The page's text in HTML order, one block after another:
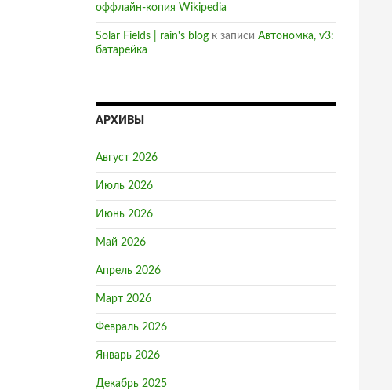
оффлайн-копия Wikipedia
Solar Fields | rain's blog к записи Автономка, v3:
батарейка
АРХИВЫ
Август 2026
Июль 2026
Июнь 2026
Май 2026
Апрель 2026
Март 2026
Февраль 2026
Январь 2026
Декабрь 2025